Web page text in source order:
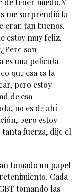
me sorprendió la
eran tan buenos.
estoy muy feliz.
son
es una película
que esa es la
pero estoy
de esa
no es de ahí
pero estoy
tanta fuerza, dijo el
tomado un papel
Cada
tomando las